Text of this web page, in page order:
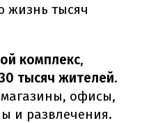
жизнь тысяч
комплекс,
тысяч жителей.
магазины, офисы,
и развлечения.